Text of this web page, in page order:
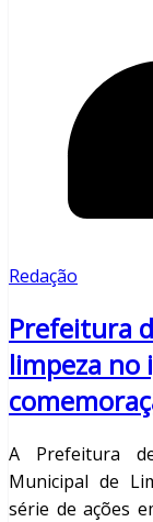
Redação
Prefeitura
limpeza no
A Prefeitura
Municipal de
série de ações